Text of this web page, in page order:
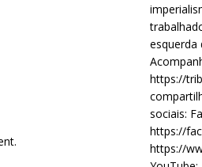
esquerda
https://
sociais:
https://
https://